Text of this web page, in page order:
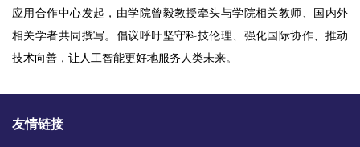
应用合作中心发起，由学院曾毅教授牵头与学院相关教师、国内外
相关学者共同撰写。倡议呼吁坚守科技伦理、强化国际协作、推动
技术向善，让人工智能更好地服务人类未来。
友情链接